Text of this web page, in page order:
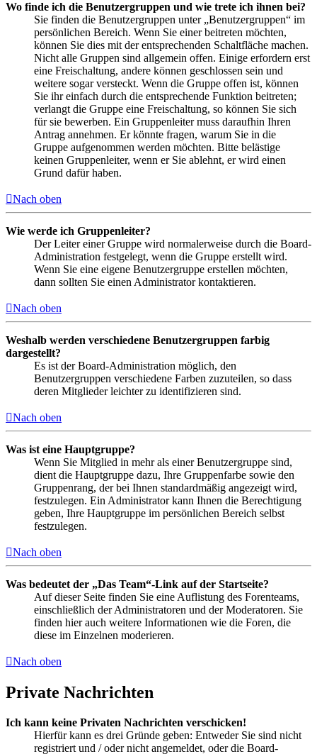
Wo finde ich die Benutzergruppen und wie trete ich ihnen bei?
Sie finden die Benutzergruppen unter „Benutzergruppen“ im
persönlichen Bereich. Wenn Sie einer beitreten möchten,
können Sie dies mit der entsprechenden Schaltfläche machen.
Nicht alle Gruppen sind allgemein offen. Einige erfordern erst
eine Freischaltung, andere können geschlossen sein und
weitere sogar versteckt. Wenn die Gruppe offen ist, können
Sie ihr einfach durch die entsprechende Funktion beitreten;
verlangt die Gruppe eine Freischaltung, so können Sie sich
für sie bewerben. Ein Gruppenleiter muss daraufhin Ihren
Antrag annehmen. Er könnte fragen, warum Sie in die
Gruppe aufgenommen werden möchten. Bitte belästige
keinen Gruppenleiter, wenn er Sie ablehnt, er wird einen
Grund dafür haben.
Nach oben
Wie werde ich Gruppenleiter?
Der Leiter einer Gruppe wird normalerweise durch die Board-
Administration festgelegt, wenn die Gruppe erstellt wird.
Wenn Sie eine eigene Benutzergruppe erstellen möchten,
dann sollten Sie einen Administrator kontaktieren.
Nach oben
Weshalb werden verschiedene Benutzergruppen farbig
dargestellt?
Es ist der Board-Administration möglich, den
Benutzergruppen verschiedene Farben zuzuteilen, so dass
deren Mitglieder leichter zu identifizieren sind.
Nach oben
Was ist eine Hauptgruppe?
Wenn Sie Mitglied in mehr als einer Benutzergruppe sind,
dient die Hauptgruppe dazu, Ihre Gruppenfarbe sowie den
Gruppenrang, der bei Ihnen standardmäßig angezeigt wird,
festzulegen. Ein Administrator kann Ihnen die Berechtigung
geben, Ihre Hauptgruppe im persönlichen Bereich selbst
festzulegen.
Nach oben
Was bedeutet der „Das Team“-Link auf der Startseite?
Auf dieser Seite finden Sie eine Auflistung des Forenteams,
einschließlich der Administratoren und der Moderatoren. Sie
finden hier auch weitere Informationen wie die Foren, die
diese im Einzelnen moderieren.
Nach oben
Private Nachrichten
Ich kann keine Privaten Nachrichten verschicken!
Hierfür kann es drei Gründe geben: Entweder Sie sind nicht
registriert und / oder nicht angemeldet, oder die Board-